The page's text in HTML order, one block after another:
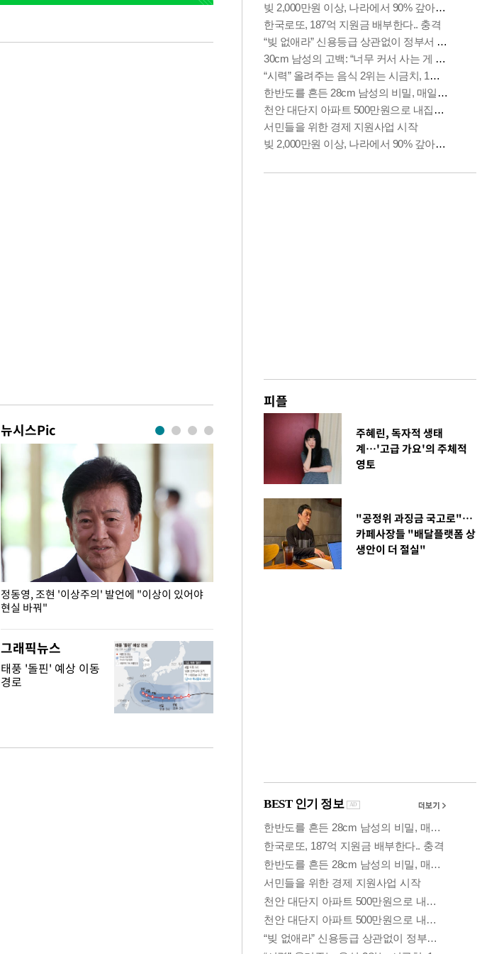
뉴시스Pic
정동영, 조현 '이상주의' 발언에 "이상이 있어야
현실 바꿔"
그래픽뉴스
태풍 '돌핀' 예상 이동
경로
피플
주혜린, 독자적 생태
계…'고급 가요'의 주체적
영토
"공정위 과징금 국고로"…
카페사장들 "배달플랫폼 상
생안이 더 절실"